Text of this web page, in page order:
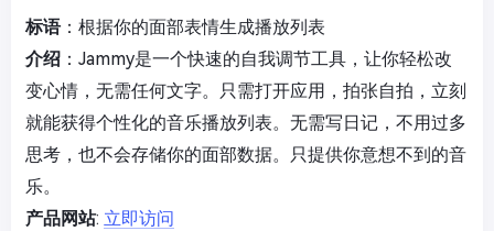
标语：根据你的面部表情生成播放列表
介绍 ：Jammy是一个快速的自我调节工具，让你轻松改
变心情，无需任何文字。只需打开应用，拍张自拍，立刻
就能获得个性化的音乐播放列表。无需写日记，不用过多
思考，也不会存储你的面部数据。只提供你意想不到的音
乐。
产品网站: 立即访问